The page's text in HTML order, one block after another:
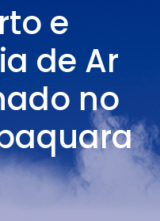
e
de Ar
no